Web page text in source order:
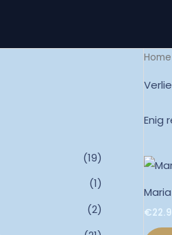
(19)
(1)
(2)
Home
Enig
€